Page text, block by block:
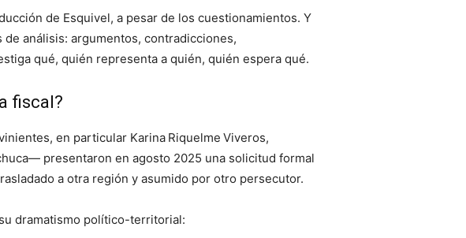
de Esquivel, a pesar de los cuestionamientos. Y
análisis: argumentos, contradicciones,
qué, quién representa a quién, quién espera qué.
fiscal?
en particular Karina Riquelme Viveros,
presentaron en agosto 2025 una solicitud formal
a otra región y asumido por otro persecutor.
dramatismo político-territorial: